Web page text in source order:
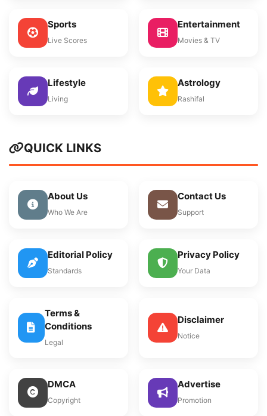
Sports
Live Scores
Entertainment
Movies & TV
Lifestyle
Living
Astrology
Rashifal
QUICK LINKS
About Us
Who We Are
Contact Us
Support
Editorial Policy
Standards
Privacy Policy
Your Data
Terms &
Conditions
Legal
Disclaimer
Notice
DMCA
Copyright
Advertise
Promotion